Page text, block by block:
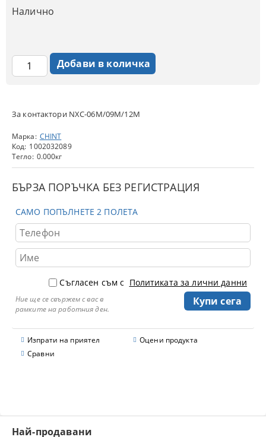
За контактори NXC-06M/09M/12M
Марка: CHINT
Код: 1002032089
Тегло: 0.000кг
БЪРЗА ПОРЪЧКА БЕЗ РЕГИСТРАЦИЯ
САМО ПОПЪЛНЕТЕ 2 ПОЛЕТА
Съгласен съм с Политиката за лични данни
Ние ще се свържем с вас в
рамките на работния ден.
Изпрати на приятел
Оцени продукта
Сравни
Налично
Най-продавани